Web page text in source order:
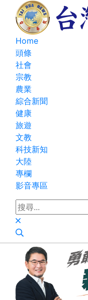
Home
頭條
社會
宗教
農業
綜合新聞
健康
旅遊
文教
科技新知
大陸
專欄
影音專區